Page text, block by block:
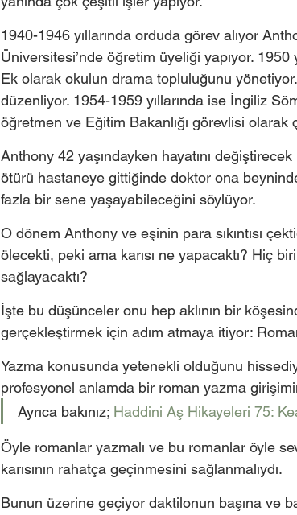
1940-1946 yıllarında orduda görev alıyor
Üniversitesi’nde öğretim üyeliği yapıyor. 1950
Ek olarak okulun drama topluluğunu
düzenliyor. 1954-1959 yıllarında ise İngiliz
öğretmen ve Eğitim Bakanlığı görevlisi olarak
Anthony 42 yaşındayken hayatını
ötürü hastaneye gittiğinde doktor ona
fazla bir sene yaşayabileceğini söylüyor.
O dönem Anthony ve eşinin para sıkıntısı
ölecekti, peki ama karısı ne yapacaktı? Hiç
sağlayacaktı?
İşte bu düşünceler onu hep aklının bir
gerçekleştirmek için adım atmaya itiyor:
Yazma konusunda yetenekli olduğunu
profesyonel anlamda bir roman yazma
Ayrıca bakınız; Haddini Aş Hikayeleri 75:
Öyle romanlar yazmalı ve bu romanlar öyle
karısının rahatça geçinmesini sağlanmalıydı.
Bunun üzerine geçiyor daktilonun başına ve